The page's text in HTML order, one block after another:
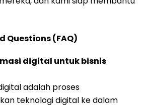
Questions (FAQ)
digital untuk bisnis
adalah proses
teknologi digital ke dalam